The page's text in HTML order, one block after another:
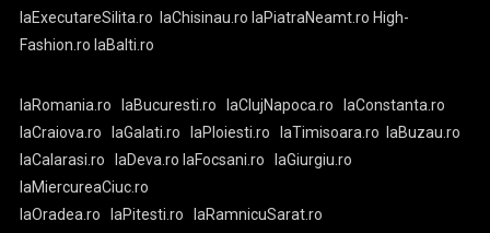
laExecutareSilita.ro
laChisinau.ro laPiatraNeamt.ro High-
Fashion.ro laBalti.ro
laRomania.ro laBucuresti.ro laClujNapoca.ro
laConstanta.ro
laCraiova.ro
laGalati.ro laPloiesti.ro laTimisoara.ro
laBuzau.ro
laCalarasi.ro
laDeva.ro laFocsani.ro
laGiurgiu.ro
laMiercureaCiuc.ro
laOradea.ro
laPitesti.ro laRamnicuSarat.ro